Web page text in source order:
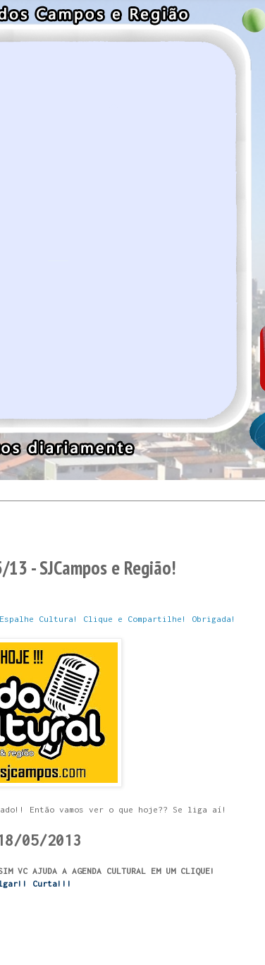
- SJCampos e Região!
Espalhe Cultura! Clique e Compartilhe! Obrigada!
Então vamos ver o que hoje?? Se liga aí!
05/2013
VC AJUDA A AGENDA CULTURAL EM UM CLIQUE!
Curta!!!